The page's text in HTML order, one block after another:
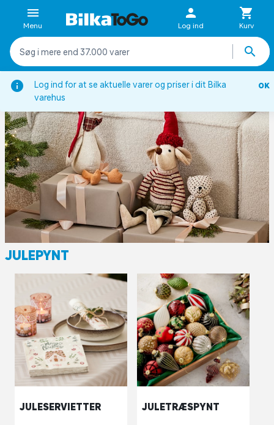
Log ind for at se aktuelle varer og priser i dit Bilka
varehus
OK
Menu Log ind Kurv
Forside Inspiration Sæsoner Jul Julepynt
JULEPYNT
JULESERVIETTER JULETRÆSPYNT